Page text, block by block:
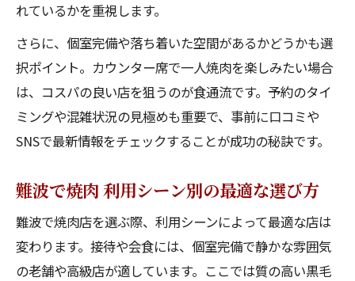
れているかを重視します。
さらに、個室完備や落ち着いた空間があるかどうかも選
択ポイント。カウンター席で一人焼肉を楽しみたい場合
は、コスパの良い店を狙うのが食通流です。予約のタイ
ミングや混雑状況の見極めも重要で、事前に口コミや
SNSで最新情報をチェックすることが成功の秘訣です。
難波で焼肉 利用シーン別の最適な選び方
難波で焼肉店を選ぶ際、利用シーンによって最適な店は
変わります。接待や会食には、個室完備で静かな雰囲気
の老舗や高級店が適しています。ここでは質の高い黒毛